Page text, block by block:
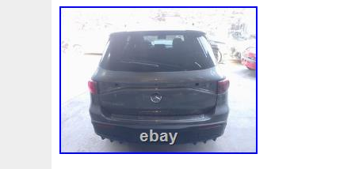
reçu la marchandise dans notre
les conditions ci-dessus sont remplies,
acceptera le retour du produit et
remboursement selon le mode de
l’envoi du nouveau produit.